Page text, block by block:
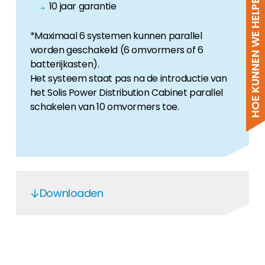
HOE KUNNEN WE HELPEN?
10 jaar garantie
*Maximaal 6 systemen kunnen parallel
worden geschakeld (6 omvormers of 6
batterijkasten).
Het systeem staat pas na de introductie van
het Solis Power Distribution Cabinet parallel
schakelen van 10 omvormers toe.
Downloaden